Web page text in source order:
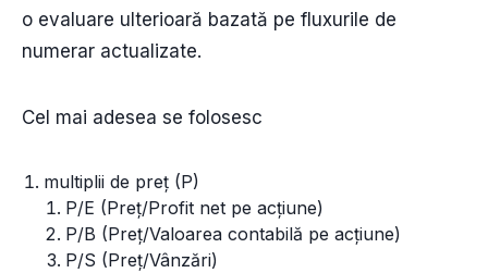
o evaluare ulterioară bazată pe fluxurile de
numerar actualizate.
Cel mai adesea se folosesc
multiplii de preț (P)
P/E (Preț/Profit net pe acțiune)
P/B (Preț/Valoarea contabilă pe acțiune)
P/S (Preț/Vânzări)